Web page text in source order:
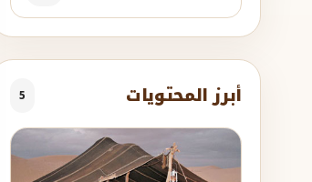
أبرز المحتويات 5